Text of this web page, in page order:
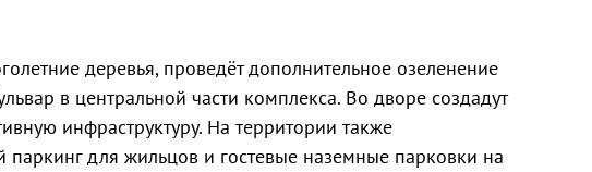
деревья, проведёт дополнительное озеленение
в центральной части комплекса. Во дворе создадут
инфраструктуру. На территории также
паркинг для жильцов и гостевые наземные парковки на